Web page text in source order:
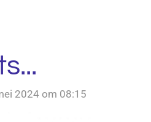
2024 om 08:15